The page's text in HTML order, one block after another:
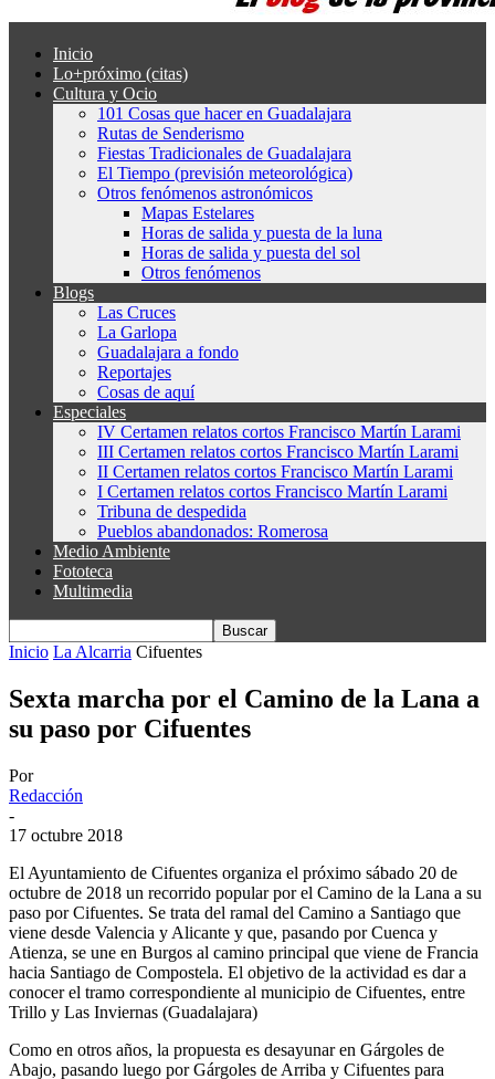
Inicio
Lo+próximo (citas)
Cultura y Ocio
101 Cosas que hacer en Guadalajara
Rutas de Senderismo
Fiestas Tradicionales de Guadalajara
El Tiempo (previsión meteorológica)
Otros fenómenos astronómicos
Mapas Estelares
Horas de salida y puesta de la luna
Horas de salida y puesta del sol
Otros fenómenos
Blogs
Las Cruces
La Garlopa
Guadalajara a fondo
Reportajes
Cosas de aquí
Especiales
IV Certamen relatos cortos Francisco Martín Larami
III Certamen relatos cortos Francisco Martín Larami
II Certamen relatos cortos Francisco Martín Larami
I Certamen relatos cortos Francisco Martín Larami
Tribuna de despedida
Pueblos abandonados: Romerosa
Medio Ambiente
Fototeca
Multimedia
Inicio La Alcarria Cifuentes
Sexta marcha por el Camino de la Lana a
su paso por Cifuentes
Por
Redacción
-
17 octubre 2018
El Ayuntamiento de Cifuentes organiza el próximo sábado 20 de
octubre de 2018 un recorrido popular por el Camino de la Lana a su
paso por Cifuentes. Se trata del ramal del Camino a Santiago que
viene desde Valencia y Alicante y que, pasando por Cuenca y
Atienza, se une en Burgos al camino principal que viene de Francia
hacia Santiago de Compostela. El objetivo de la actividad es dar a
conocer el tramo correspondiente al municipio de Cifuentes, entre
Trillo y Las Inviernas (Guadalajara)
Como en otros años, la propuesta es desayunar en Gárgoles de
Abajo, pasando luego por Gárgoles de Arriba y Cifuentes para